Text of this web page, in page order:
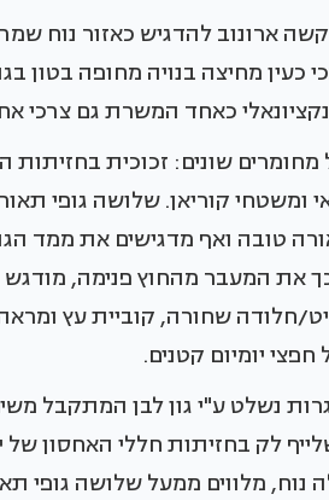
ארונוב להדגיש כאזור נוח
כעין מחיצה בנויה מחופה בטון
כאחד המשרת גם צרכי
שונים: זכוכית בחזיתות
ומשטחי קוריאן. שלושה גופי
טובה ואף מדגישים את ממד
את המעבר מהחוץ פנימה,
חלודה שחורה, קוביית עץ
יומיום קטנים.
נשלט ע"י גון לבן המתקבל
לק בחזיתות חללי האחסון
מלווים ממעל שלושה גופי